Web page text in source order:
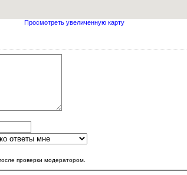
Просмотреть увеличенную карту
проверки модератором.